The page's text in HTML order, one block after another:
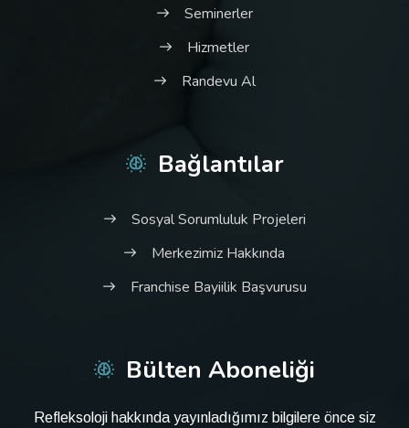
Seminerler
Hizmetler
Randevu Al
Bağlantılar
Sosyal Sorumluluk Projeleri
Merkezimiz Hakkında
Franchise Bayiilik Başvurusu
Bülten Aboneliği
Refleksoloji hakkında yayınladığımız bilgilere önce siz